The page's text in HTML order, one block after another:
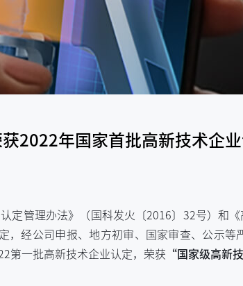
2022年国家首批高新技术企
定管理办法》（国科发火〔2016〕32号）和
，经公司申报、地方初审、国家审查、公示等
第一批高新技术企业认定，荣获 “国家级高新